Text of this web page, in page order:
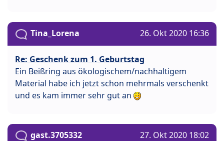
Tina_Lorena 26. Okt 2020 16:36
Re: Geschenk zum 1. Geburtstag
Ein Beißring aus ökologischem/nachhaltigem
Material habe ich jetzt schon mehrmals verschenkt
und es kam immer sehr gut an
gast.3705332 27. Okt 2020 18:02